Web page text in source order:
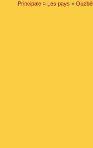
Principale » Les pays »